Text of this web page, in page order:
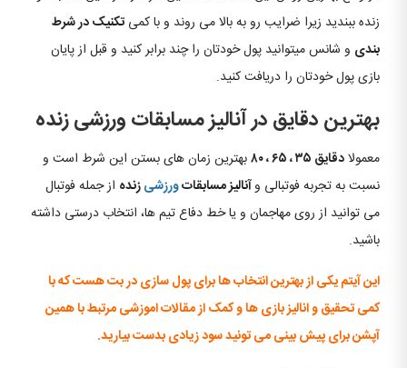
زنده ببندید زیرا ضرایب رو به بالا می روند و با کمی تکنیک در شرط
بندی و شانس میتوانید پول خودتان را چند برابر کنید و قبل از پایان
بازی پول خودتان را دریافت کنید.
بهترین دقایق در آنالیز مسابقات ورزشی زنده
معمولادقایق ۳۵ ، ۶۵ ، ۸۰
بهترین زمان های بستن این شرط است و
نسبت به تجربه فوتبالی وآنالیز مسابقاتورزشیزنده از جمله فوتبال
می توانید از روی مهاجمان و یا خط دفاع تیم ها، انتخاب درستی داشته
باشید.
این آیتم یکی از بهترین انتخاب ها برای پول سازی در بت هست که با
کمی تحقیق و انالیز بازی ها و کمک از مقالات اموزشی مرتبط با همین
آپشن برای پیش بینی می تونید سود زیادی بدست بیارید.